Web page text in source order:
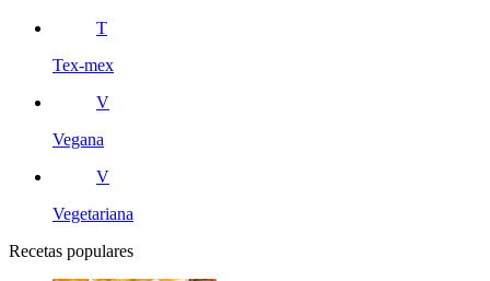
T
Tex-mex
V
Vegana
V
Vegetariana
Recetas populares